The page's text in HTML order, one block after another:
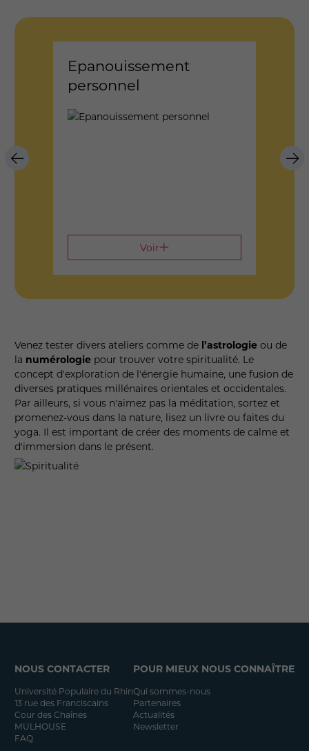
Epanouissement
personnel
Voir
Venez tester divers ateliers comme de l’astrologie ou de
la numérologie pour trouver votre spiritualité. Le
concept d'exploration de l'énergie humaine, une fusion de
diverses pratiques millénaires orientales et occidentales.
Par ailleurs, si vous n'aimez pas la méditation, sortez et
promenez-vous dans la nature, lisez un livre ou faites du
yoga. Il est important de créer des moments de calme et
d'immersion dans le présent.
NOUS CONTACTER
Université Populaire du Rhin
13 rue des Franciscains
Cour des Chaînes
MULHOUSE
FAQ
POUR MIEUX NOUS CONNAÎTRE
Qui sommes-nous
Partenaires
Actualités
Newsletter